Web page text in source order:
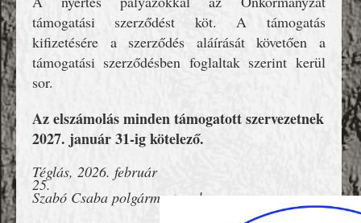
támogatási szerződést köt. A támogatás
kifizetésére a szerződés aláírását követően a
támogatási szerződésben foglaltak szerint kerül
sor.
Az elszámolás minden támogatott szervezetnek
2027. január 31-ig kötelező.
Téglás, 2026. február
25.
Szabó Csaba polgármester sk.